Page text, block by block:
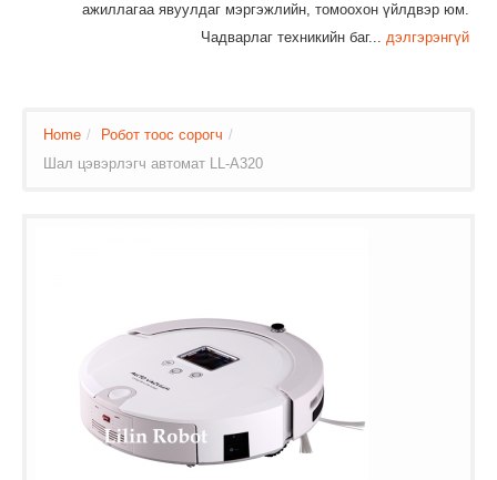
ажиллагаа явуулдаг мэргэжлийн, томоохон үйлдвэр юм.
Чадварлаг техникийн баг... дэлгэрэнгүй
Home / Робот тоос сорогч /
Шал цэвэрлэгч автомат LL-A320